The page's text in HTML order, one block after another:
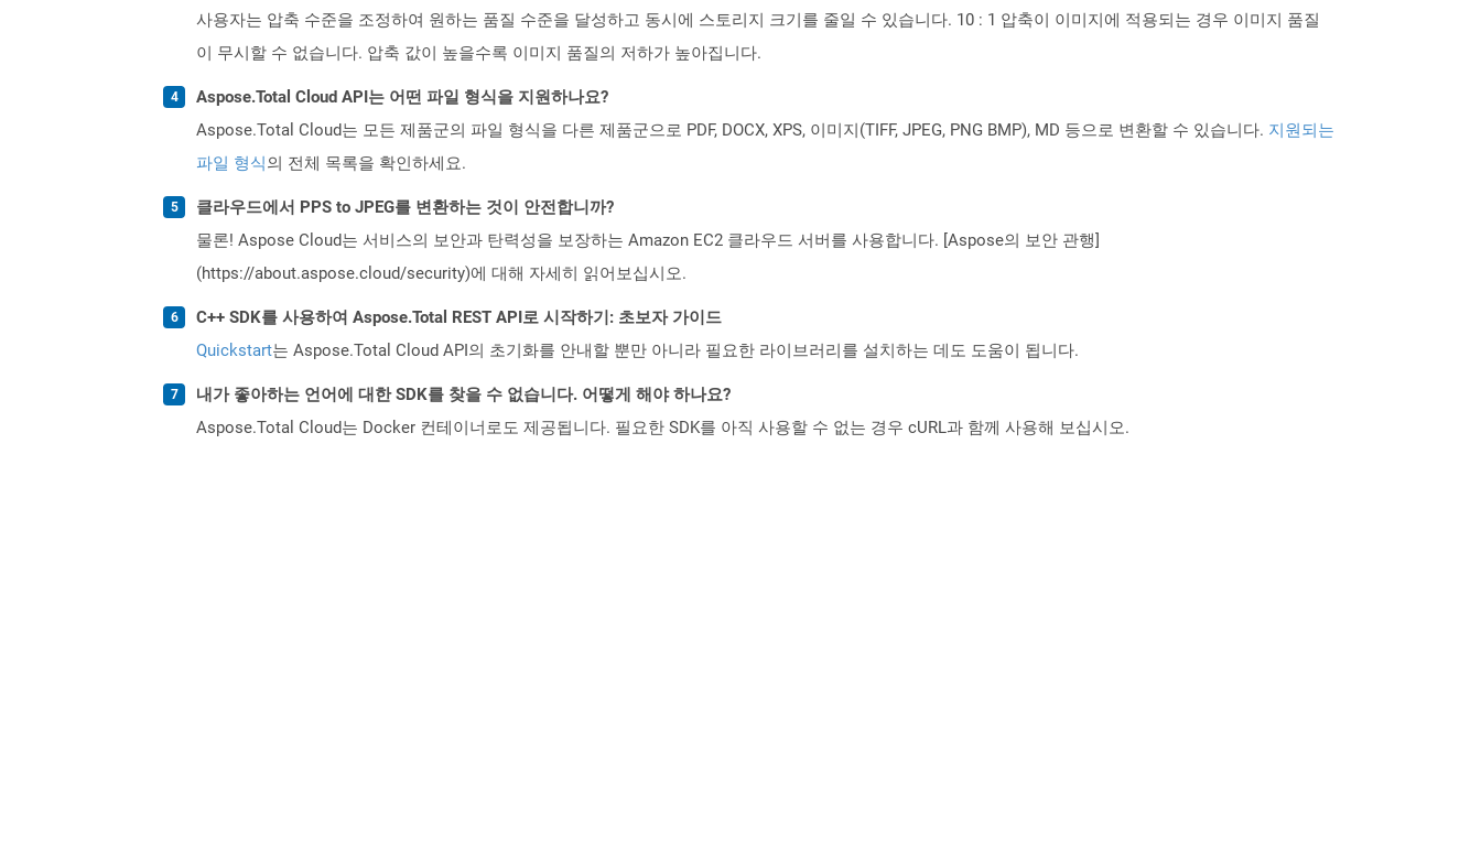
사용자는 압축 수준을 조정하여 원하는 품질 수준을 달성하고 동시에 스토리지 크기를 줄일 수 있습니다. 10 : 1 압축이 이미지에 적용되는 경우 이미지 품질
이 무시할 수 없습니다. 압축 값이 높을수록 이미지 품질의 저하가 높아집니다.
Aspose.Total Cloud API는 어떤 파일 형식을 지원하나요?
Aspose.Total Cloud는 모든 제품군의 파일 형식을 다른 제품군으로 PDF, DOCX, XPS, 이미지(TIFF, JPEG, PNG BMP), MD 등으로 변환할 수 있습니다. 지원되는
파일 형식의 전체 목록을 확인하세요.
클라우드에서 PPS to JPEG를 변환하는 것이 안전합니까?
물론! Aspose Cloud는 서비스의 보안과 탄력성을 보장하는 Amazon EC2 클라우드 서버를 사용합니다. [Aspose의 보안 관행]
(https://about.aspose.cloud/security)에 대해 자세히 읽어보십시오.
C++ SDK를 사용하여 Aspose.Total REST API로 시작하기: 초보자 가이드
Quickstart는 Aspose.Total Cloud API의 초기화를 안내할 뿐만 아니라 필요한 라이브러리를 설치하는 데도 도움이 됩니다.
내가 좋아하는 언어에 대한 SDK를 찾을 수 없습니다. 어떻게 해야 하나요?
Aspose.Total Cloud는 Docker 컨테이너로도 제공됩니다. 필요한 SDK를 아직 사용할 수 없는 경우 cURL과 함께 사용해 보십시오.